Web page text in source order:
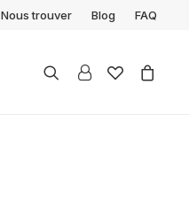
Nous trouver Blog FAQ